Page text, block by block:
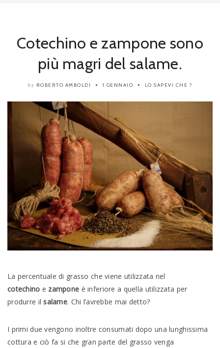
Cotechino e zampone sono
più magri del salame.
by ROBERTO AMBOLDI 1 GENNAIO LO SAPEVI CHE ?
La percentuale di grasso che viene utilizzata nel
cotechino e zampone è inferiore a quella utilizzata per
produrre ilsalame. Chi l’avrebbe mai detto?
I primi due vengono inoltre consumati dopo una lunghissima
cottura e ciò fa si che gran parte del grasso venga